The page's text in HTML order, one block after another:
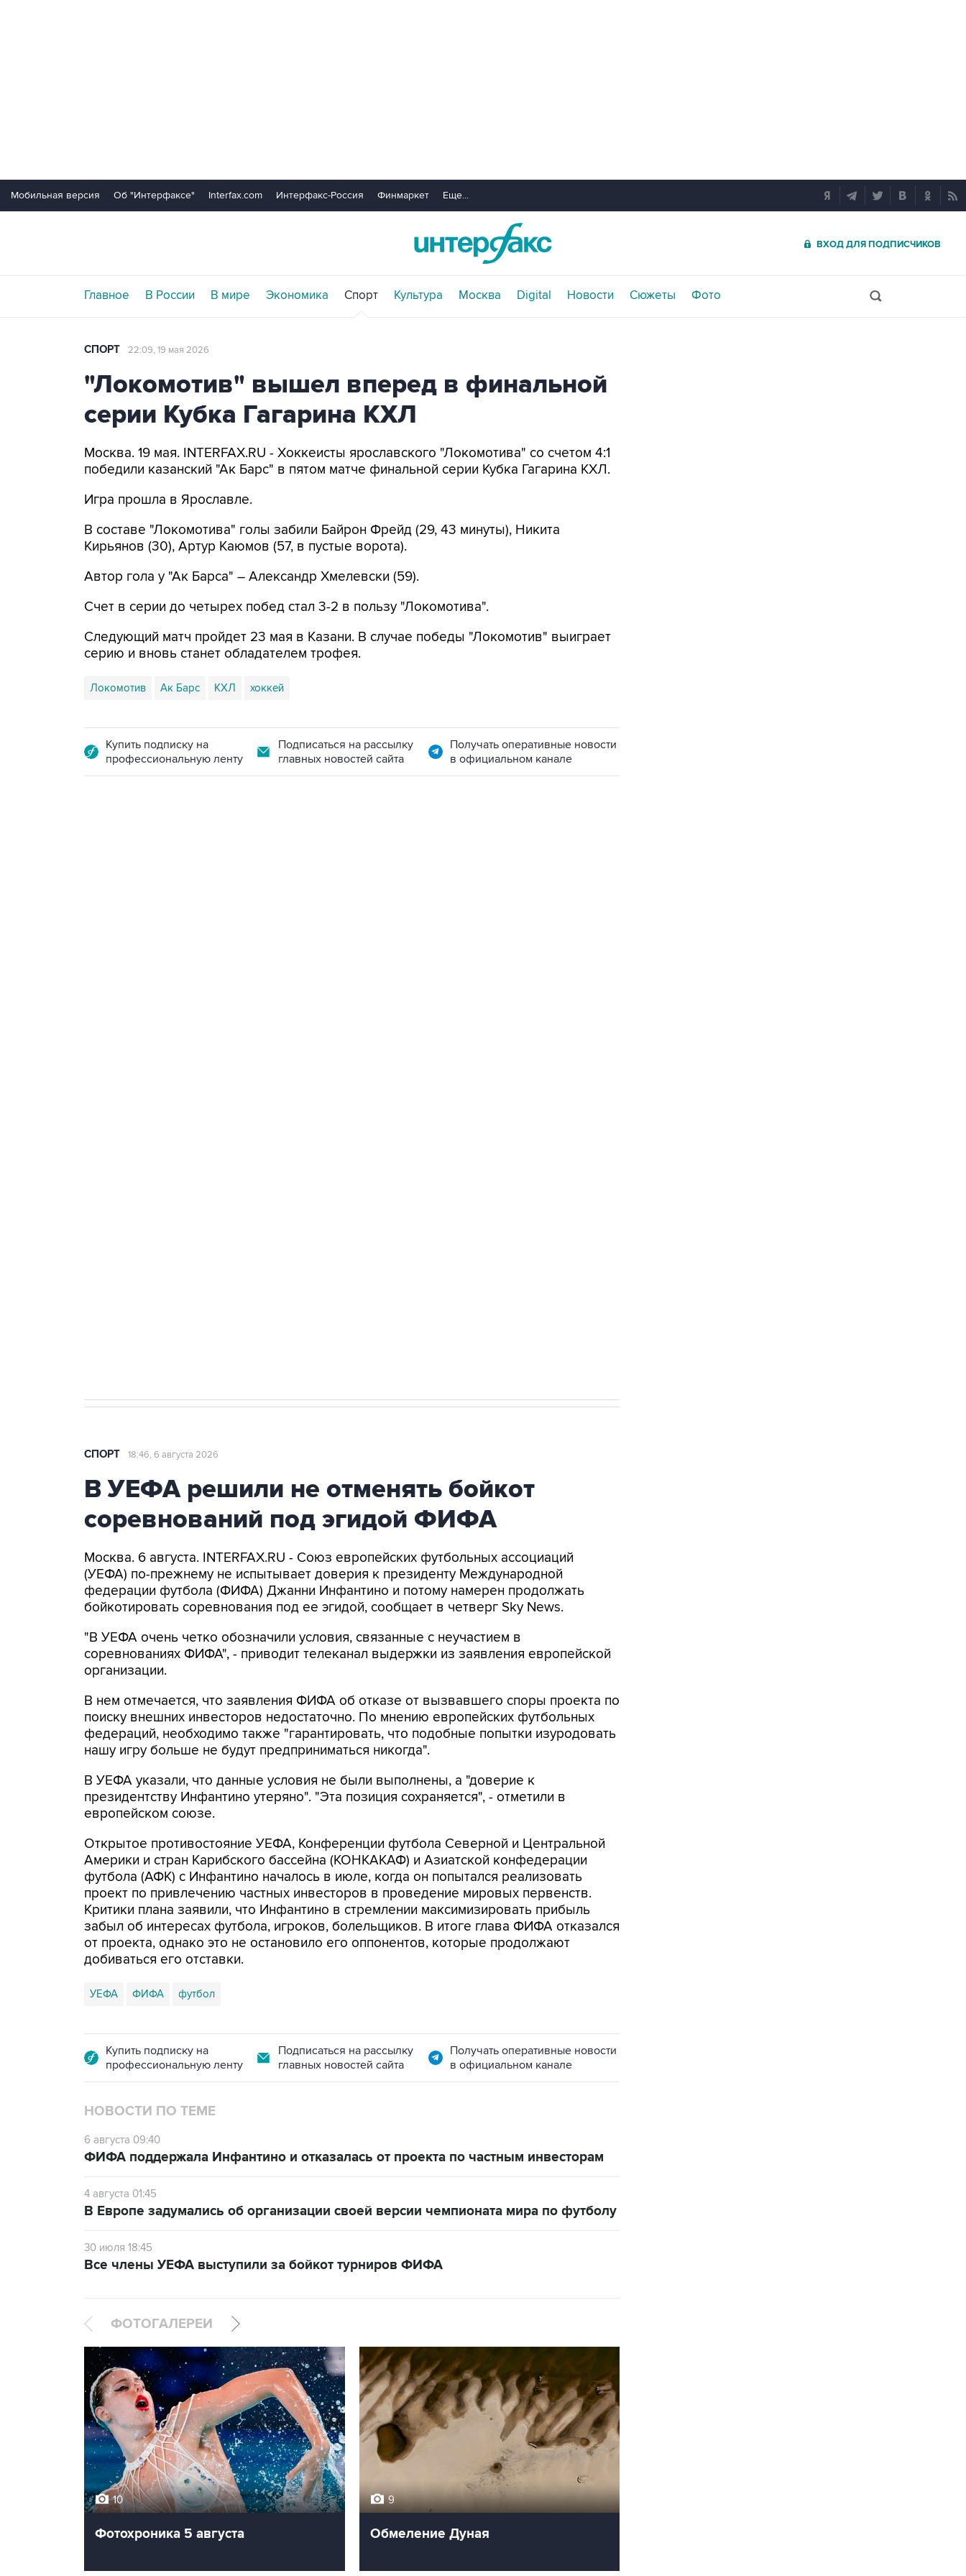
Мобильная версия Об "Интерфаксе" Interfax.com Интерфакс-Россия Финмаркет Еще...
ВХОД ДЛЯ ПОДПИСЧИКОВ
Главное В России В мире Экономика Спорт Культура Москва Digital Новости Сюжеты Фото
СПОРТ 22:09, 19 мая 2026
"Локомотив" вышел вперед в финальной
серии Кубка Гагарина КХЛ
Москва. 19 мая. INTERFAX.RU - Хоккеисты ярославского "Локомотива" со счетом 4:1
победили казанский "Ак Барс" в пятом матче финальной серии Кубка Гагарина КХЛ.
Игра прошла в Ярославле.
В составе "Локомотива" голы забили Байрон Фрейд (29, 43 минуты), Никита
Кирьянов (30), Артур Каюмов (57, в пустые ворота).
Автор гола у "Ак Барса" – Александр Хмелевски (59).
Счет в серии до четырех побед стал 3-2 в пользу "Локомотива".
Следующий матч пройдет 23 мая в Казани. В случае победы "Локомотив" выиграет
серию и вновь станет обладателем трофея.
Локомотив Ак Барс КХЛ хоккей
Купить подписку на
профессиональную ленту
Подписаться на рассылку
главных новостей сайта
Получать оперативные новости
в официальном канале
СПОРТ 18:46, 6 августа 2026
В УЕФА решили не отменять бойкот
соревнований под эгидой ФИФА
Москва. 6 августа. INTERFAX.RU - Союз европейских футбольных ассоциаций
(УЕФА) по-прежнему не испытывает доверия к президенту Международной
федерации футбола (ФИФА) Джанни Инфантино и потому намерен продолжать
бойкотировать соревнования под ее эгидой, сообщает в четверг Sky News.
"В УЕФА очень четко обозначили условия, связанные с неучастием в
соревнованиях ФИФА", - приводит телеканал выдержки из заявления европейской
организации.
В нем отмечается, что заявления ФИФА об отказе от вызвавшего споры проекта по
поиску внешних инвесторов недостаточно. По мнению европейских футбольных
федераций, необходимо также "гарантировать, что подобные попытки изуродовать
нашу игру больше не будут предприниматься никогда".
В УЕФА указали, что данные условия не были выполнены, а "доверие к
президентству Инфантино утеряно". "Эта позиция сохраняется", - отметили в
европейском союзе.
Открытое противостояние УЕФА, Конференции футбола Северной и Центральной
Америки и стран Карибского бассейна (КОНКАКАФ) и Азиатской конфедерации
футбола (АФК) с Инфантино началось в июле, когда он попытался реализовать
проект по привлечению частных инвесторов в проведение мировых первенств.
Критики плана заявили, что Инфантино в стремлении максимизировать прибыль
забыл об интересах футбола, игроков, болельщиков. В итоге глава ФИФА отказался
от проекта, однако это не остановило его оппонентов, которые продолжают
добиваться его отставки.
УЕФА ФИФА футбол
Купить подписку на
профессиональную ленту
Подписаться на рассылку
главных новостей сайта
Получать оперативные новости
в официальном канале
НОВОСТИ ПО ТЕМЕ
6 августа 09:40
ФИФА поддержала Инфантино и отказалась от проекта по частным инвесторам
4 августа 01:45
В Европе задумались об организации своей версии чемпионата мира по футболу
30 июля 18:45
Все члены УЕФА выступили за бойкот турниров ФИФА
ФОТОГАЛЕРЕИ
10
Фотохроника 5 августа
9
Обмеление Дуная